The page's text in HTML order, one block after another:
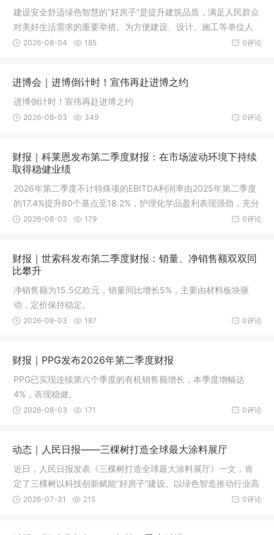
建设安全舒适绿色智慧的“好房子”是提升建筑品质，满足人民群众
对美好生活需求的重要举措。为方便建设、设计、施工等单位人
员和广大人民群众了解
0评论
2026-08-04 185
进博会｜进博倒计时！宣伟再赴进博之约
进博倒计时！宣伟再赴进博之约
0评论
2026-08-03 349
财报｜科莱恩发布第二季度财报：在市场波动环境下持续
取得稳健业绩
2026年第二季度不计特殊项的EBITDA利润率由2025年第二季度
的17.4%提升80个基点至18.2%，护理化学品盈利表现强劲，充分
对冲催化剂利润率的下降
0评论
2026-08-03 179
财报｜世索科发布第二季度财报：销量、净销售额双双同
比攀升
净销售额为15.5亿欧元，销量同比增长5%，主要由材料板块驱
动，定价保持稳定。
0评论
2026-08-03 187
财报｜PPG发布2026年第二季度财报
PPG已实现连续第六个季度的有机销售额增长，本季度增幅达
4%，表现稳健。
0评论
2026-08-03 171
动态｜人民日报——三棵树打造全球最大涂料展厅
近日，人民日报发表《三棵树打造全球最大涂料展厅》一文，肯
定了三棵树以科技创新赋能“好房子”建设、以绿色智造推动行业高
质量发展的探索与实践。
0评论
2026-07-31 215